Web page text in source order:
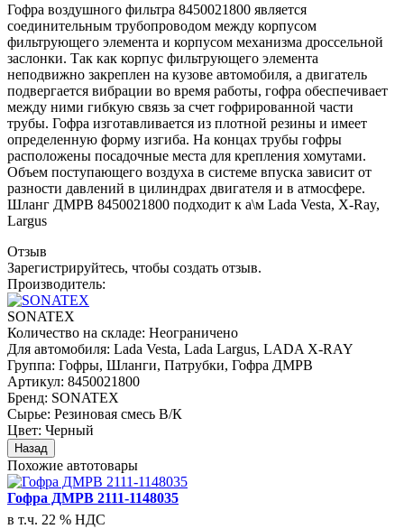
Гофра воздушного фильтра 8450021800 является
соединительным трубопроводом между корпусом
фильтрующего элемента и корпусом механизма дроссельной
заслонки. Так как корпус фильтрующего элемента
неподвижно закреплен на кузове автомобиля, а двигатель
подвергается вибрации во время работы, гофра обеспечивает
между ними гибкую связь за счет гофрированной части
трубы. Гофра изготавливается из плотной резины и имеет
определенную форму изгиба. На концах трубы гофры
расположены посадочные места для крепления хомутами.
Объем поступающего воздуха в системе впуска зависит от
разности давлений в цилиндрах двигателя и в атмосфере.
Шланг ДМРВ 8450021800 подходит к а\м Lada Vesta, X-Ray,
Largus
Отзыв
Зарегистрируйтесь, чтобы создать отзыв.
Производитель:
SONATEX
Количество на складе: Неограничено
Для автомобиля: Lada Vesta, Lada Largus, LADA X-RAY
Группа: Гофры, Шланги, Патрубки, Гофра ДМРВ
Артикул: 8450021800
Бренд: SONATEX
Сырье: Резиновая смесь В/К
Цвет: Черный
Похожие автотовары
Гофра ДМРВ 2111-1148035
в т.ч. 22 % НДС